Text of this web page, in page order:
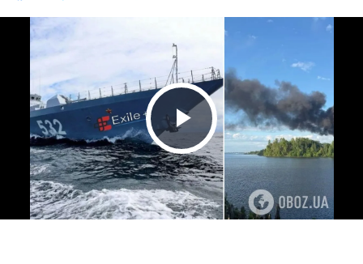
Play Video